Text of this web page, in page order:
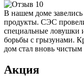
В нашем доме
продукты. СЭС
специальные ловушки
борьбы с грызунами.
дом стал вновь
Акция